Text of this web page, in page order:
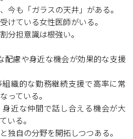
今も「ガラスの天井」がある。
けている女性医師がいる。
分担意識は根強い。
配慮や身近な機会が効果的な支援
織的な勤務継続支援で高率に常
っている。
近な仲間で話し合える機会が大
いる。
独自の分野を開拓しつつある。